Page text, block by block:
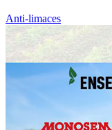
Anti-limaces